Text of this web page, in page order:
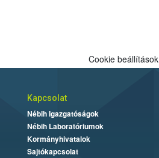
Cookie beállítások
Kapcsolat
Nébih Igazgatóságok
Nébih Laboratóriumok
Kormányhivatalok
Sajtókapcsolat